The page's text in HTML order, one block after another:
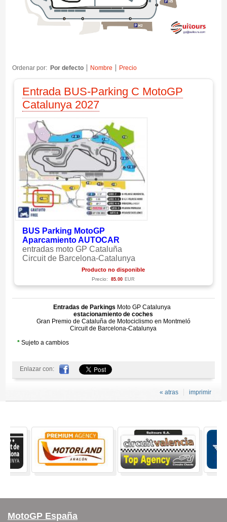
Ordenar por: Por defecto Nombre Precio
Entrada BUS-Parking C MotoGP
Catalunya 2027
BUS Parking MotoGP
Aparcamiento AUTOCAR
entradas moto GP Cataluña
Circuit de Barcelona-Catalunya
Producto no disponible
Precio: 85.00 EUR
Entradas de Parkings Moto GP Catalunya
estacionamiento de coches
Gran Premio de Cataluña de Motociclismo en Montmeló
Circuit de Barcelona-Catalunya
*Sujeto a cambios
Enlazar con:
imprimir
« atras
MotoGP España